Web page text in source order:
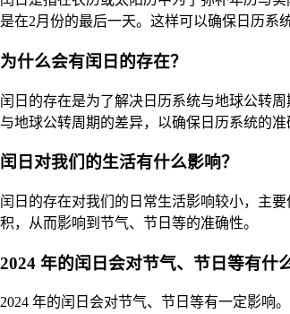
是在2月份的最后一天。这样可以确保日历系
为什么会有闰日的存在？
闰日的存在是为了解决日历系统与地球公转
与地球公转周期的差异，以确保日历系统的准
闰日对我们的生活有什么影响？
闰日的存在对我们的日常生活影响较小，主
积，从而影响到节气、节日等的准确性。
2024 年的闰日会对节气、节日等有什
2024 年的闰日会对节气、节日等有一定影响